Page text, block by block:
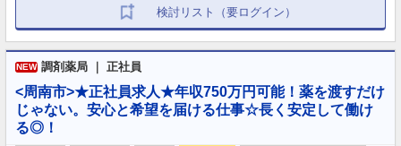
検討リスト（要ログイン）
NEW 調剤薬局 ｜ 正社員
<周南市>★正社員求人★年収750万円可能！薬を渡すだけ
じゃない。安心と希望を届ける仕事☆長く安定して働け
る◎！